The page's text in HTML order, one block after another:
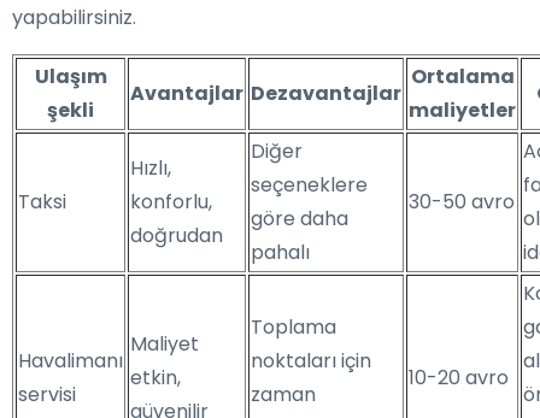
yapabilirsiniz.
Ulaşım
şekli
Avantajlar Dezavantajlar
Ortalama
maliyetler
Taksi
Hızlı,
konforlu,
doğrudan
Diğer
seçeneklere
göre daha
pahalı
30-50 avro
Havalimanı
servisi
Maliyet
etkin,
güvenilir
Toplama
noktaları için
zaman
10-20 avro